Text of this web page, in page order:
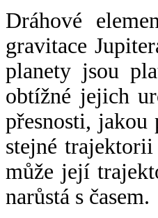
Dráhové
gravitace
planety jsou
obtížné jejich
přesnosti, jakou
stejné
může její
narůstá s časem.